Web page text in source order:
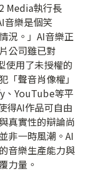
Media執行長
音樂是個笑
況。」AI音樂正
公司雖已對
使用了未授權的
「聲音肖像權」
、YouTube等平
得AI作品可自由
真實性的辯論尚
非一時風潮。AI
音樂生產能力與
力量。